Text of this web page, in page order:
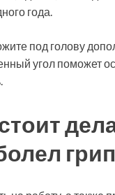
года.
под голову
угол поможет